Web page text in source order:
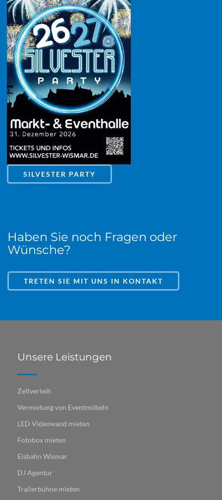
SILVESTER PARTY
Haben Sie noch Fragen oder
Wünsche?
TRETEN SIE MIT UNS IN KONTAKT
Unsere Leistungen
Zeltverleih
Vermietung von Eventmöbeln
LED Videowand mieten
Fotobox mieten
Eisbahn Wismar
DJ Agentur
Trailerbühne mieten